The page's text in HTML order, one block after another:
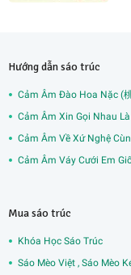
Hướng dẫn sáo trúc
Cảm Âm Đào Hoa Nặc (
Cảm Âm Xin Gọi Nhau
Cảm Âm Về Xứ Nghệ
Cảm Âm Váy Cưới Em
Mua sáo trúc
Khóa Học Sáo Trúc
Sáo Mèo Việt , Sáo Mèo